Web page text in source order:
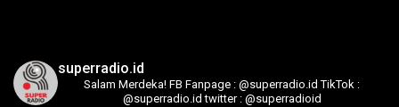
superradio.id
Salam Merdeka! FB Fanpage : @superradio.id TikTok :
@superradio.id twitter : @superradioid